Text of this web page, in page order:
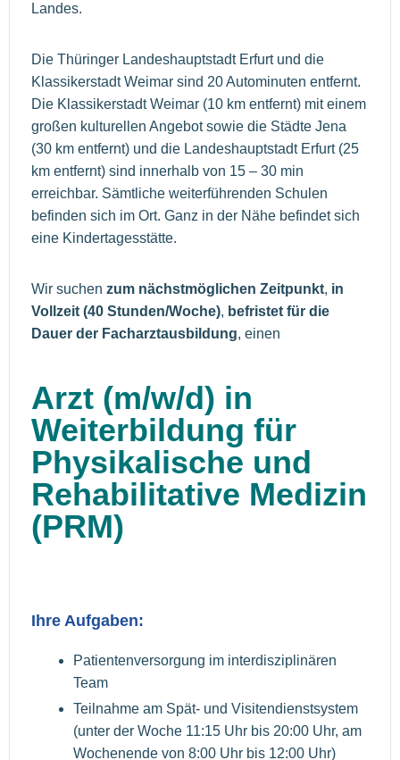
Landes.
Die Thüringer Landeshauptstadt Erfurt und die
Klassikerstadt Weimar sind 20 Autominuten entfernt.
Die Klassikerstadt Weimar (10 km entfernt) mit einem
großen kulturellen Angebot sowie die Städte Jena
(30 km entfernt) und die Landeshauptstadt Erfurt (25
km entfernt) sind innerhalb von 15 – 30 min
erreichbar. Sämtliche weiterführenden Schulen
befinden sich im Ort. Ganz in der Nähe befindet sich
eine Kindertagesstätte.
Wir suchen zum nächstmöglichen Zeitpunkt, in
Vollzeit (40 Stunden/Woche), befristet für die
Dauer der Facharztausbildung, einen
Arzt (m/w/d) in
Weiterbildung für
Physikalische und
Rehabilitative Medizin
(PRM)
Ihre Aufgaben:
Patientenversorgung im interdisziplinären
Team
Teilnahme am Spät- und Visitendienstsystem
(unter der Woche 11:15 Uhr bis 20:00 Uhr, am
Wochenende von 8:00 Uhr bis 12:00 Uhr)